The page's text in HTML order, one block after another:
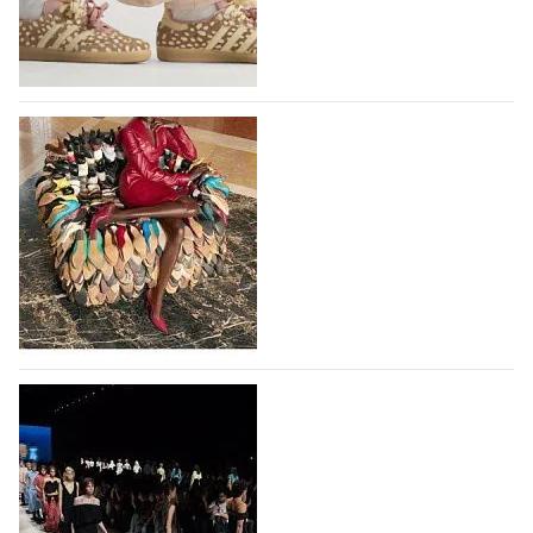
высокотехнологичным продуктам, стилистическим
исследованиям и итальянскому…
10.08.2026 81
Вышли новые кроссовки Adidas Samba в
принте, имитирующем шкуру оленя
Использование анималистичных принтов в дизайне
кроссовок Adidas Samba началось с выпуска
коллаборации Adidas и Wales Bonner, в 2023 году
немецкий бренд выпустил кроссовки Samba в
леопардовом принте, и они имели…
10.08.2026 453
Итальянская Ferragamo вернулась к
прибыльности в первом полугодии 2026
года
Итальянская группа Ferragamo вернулась к